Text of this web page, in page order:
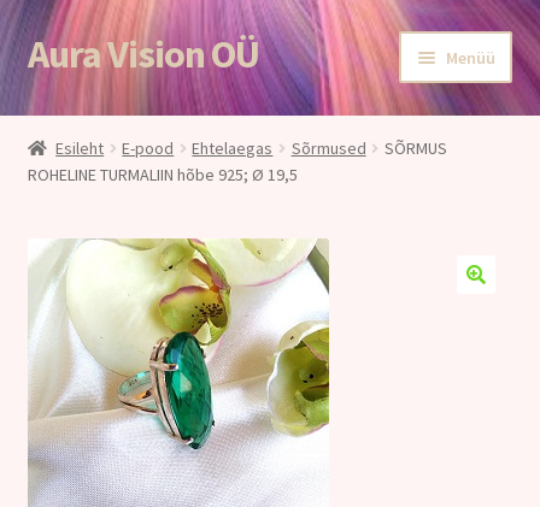
Liigu
navigeerimisele
Liigu
sisu
juurde
Aura Vision OÜ Menüü
Esileht
E-POOD
Teenused
Aroomiteraapia
Ole terve
Aura Vision ajakirjanduses
Huvitavat lugemist
Esileht E-pood Ehtelaegas Sõrmused
SÕRMUS
ROHELINE TURMALIIN hõbe 925; Ø 19,5